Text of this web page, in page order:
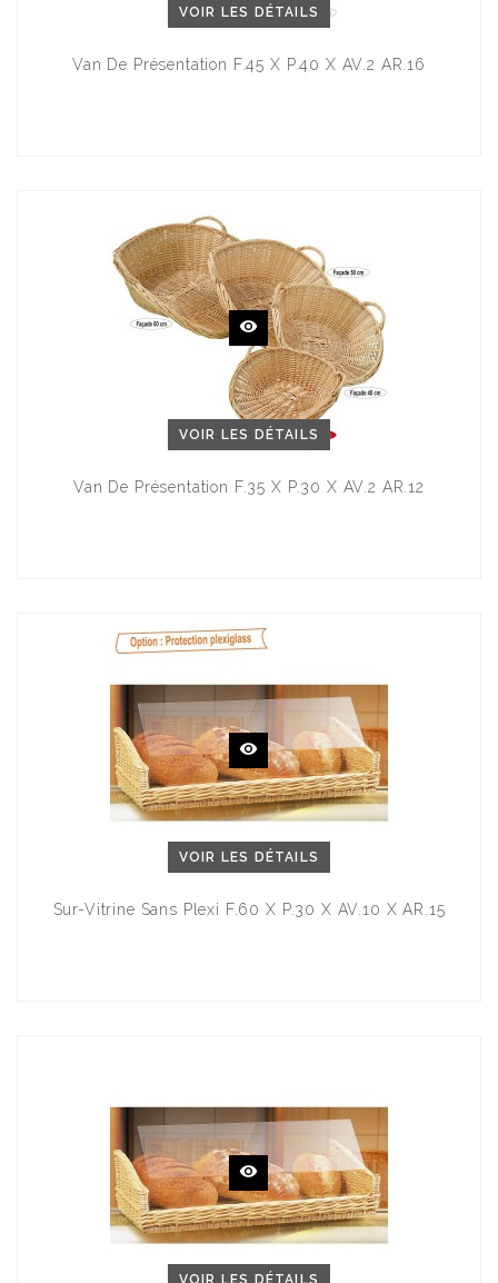
VOIR LES DÉTAILS
Van De Présentation F.45 X P.40 X AV.2 AR.16
VOIR LES DÉTAILS
Van De Présentation F.35 X P.30 X AV.2 AR.12
VOIR LES DÉTAILS
Sur-Vitrine Sans Plexi F.60 X P.30 X AV.10 X AR.15
VOIR LES DÉTAILS